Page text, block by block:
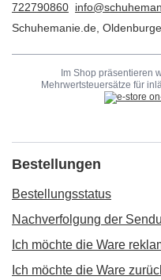
722790860
Schuhemanie.de
Im Shop präsentieren
Mehrwertsteuersätze für
Bestellungen
Bestellungsstatus
Nachverfolgung der
Ich möchte die Ware
Ich möchte die Ware